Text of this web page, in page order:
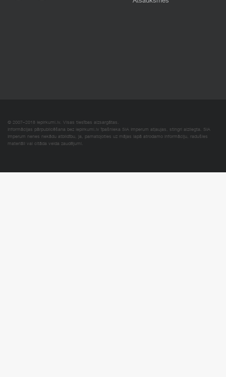
© 2007–2018 Iepirkumi.lv. Visas tiesības aizsargātas.
Informācijas pārpublicēšana bez iepirkumi.lv īpašnieka SIA Imperum atļaujas, stingri aizliegta. SIA
Imperum nenes nekādu atbildību, ja, pamatojoties uz mājas lapā atrodamo informāciju, radušies
materiāli vai citāda veida zaudējumi.